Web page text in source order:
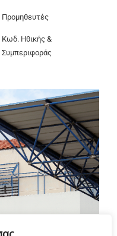
Προμηθευτές
Κωδ. Ηθικής &
Συμπεριφοράς